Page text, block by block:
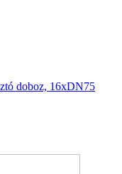
doboz, 16xDN75